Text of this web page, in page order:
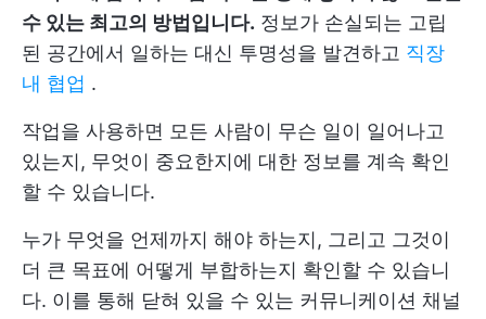
수 있는 최고의 방법입니다. 정보가 손실되는 고립
된 공간에서 일하는 대신 투명성을 발견하고 직장
내 협업 .
작업을 사용하면 모든 사람이 무슨 일이 일어나고
있는지, 무엇이 중요한지에 대한 정보를 계속 확인
할 수 있습니다.
누가 무엇을 언제까지 해야 하는지, 그리고 그것이
더 큰 목표에 어떻게 부합하는지 확인할 수 있습니
다. 이를 통해 닫혀 있을 수 있는 커뮤니케이션 채널